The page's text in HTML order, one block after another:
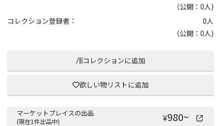
（公開：0人)
コレクション登録者：
0人
（公開：0人)
コレクションに追加
欲しい物リストに追加
マーケットプレイスの出品
(現在1件出品中) ¥980~